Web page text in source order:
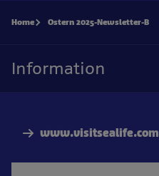
www.visitsealife.com
Home Ostern 2025-Newsletter-B
Information